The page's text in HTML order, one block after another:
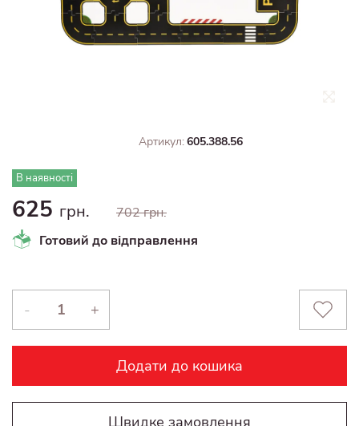
Артикул:605.388.56
В наявності
625 грн.
702 грн.
Готовий до відправлення
- +
Додати до кошика
Швидке замовлення